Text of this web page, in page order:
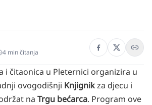
4 min čitanja
i čitaonica u Pleternici organizira u
ovogodišnji Knjignikza djecu i
na Trgu bećarca. Program ove